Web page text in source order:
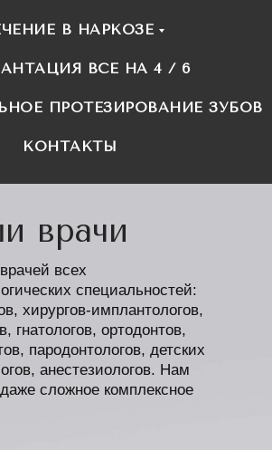
В НАРКОЗЕ
ВСЕ НА 4 / 6
ПРОТЕЗИРОВАНИЕ ЗУБОВ
КОНТАКТЫ
врачи
всех
специальностей:
хирургов-имплантологов,
гнатологов, ортодонтов,
пародонтологов, детских
анестезиологов. Нам
сложное комплексное